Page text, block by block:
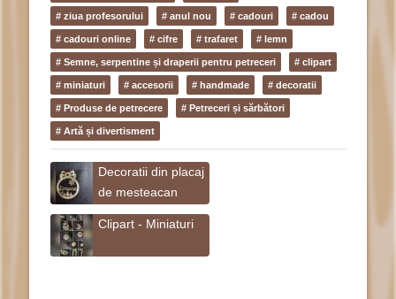
# ziua profesorului # anul nou # cadouri # cadou
# cadouri online # cifre # trafaret # lemn
# Semne, serpentine și draperii pentru petreceri # clipart
# miniaturi # accesorii # handmade # decoratii
# Produse de petrecere # Petreceri și sărbători
# Artă și divertisment
Decoratii din placaj
de mesteacan
Clipart - Miniaturi